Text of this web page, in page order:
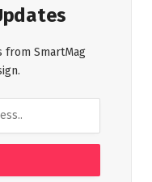
from SmartMag